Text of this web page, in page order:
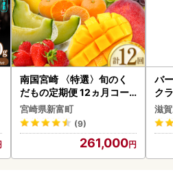
南国宮崎 〈特選〉旬のく
だもの定期便 12ヵ月コー
ス【F84-25】
宮崎県新富町
(9)
261,000
バ
ク
ア
ン
滋